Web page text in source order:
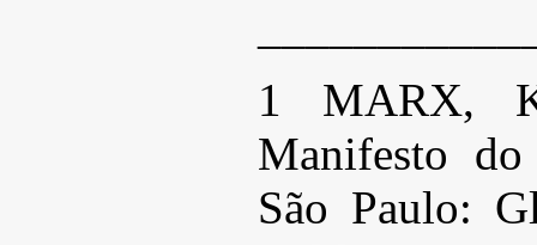
1 MARX,
Manifesto
São Paulo: